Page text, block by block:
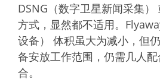
DSNG（数字卫星新闻采集
方式，显然都不适用。
设备） 体积虽大为减小，但
备安放工作范围，仍需几人
合。